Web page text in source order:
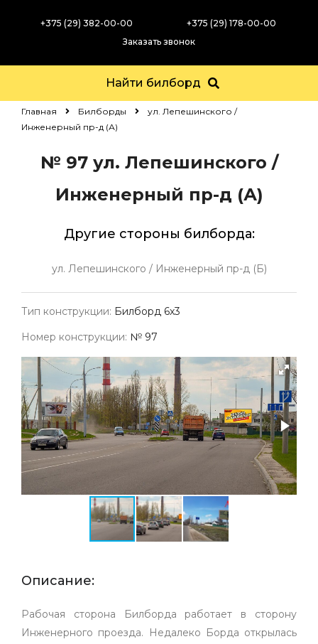
+375 (29) 382-00-00
+375 (29) 178-00-00
Заказать звонок
Найти билборд
Главная Билборды
ул. Лепешинского /
Инженерный пр-д (А)
№ 97ул. Лепешинского /
Инженерный пр-д (А)
Другие стороны билборда:
ул. Лепешинского / Инженерный пр-д (Б)
Тип конструкции: Билборд 6х3
Номер конструкции: № 97
Описание:
Рабочая сторона Билборда работает в сторону
Инженерного проезда. Недалеко Борда открылась